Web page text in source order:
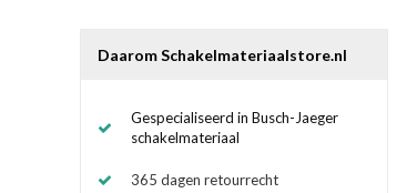
Daarom Schakelmateriaalstore.nl
Gespecialiseerd in Busch-Jaeger
schakelmateriaal
365 dagen retourrecht